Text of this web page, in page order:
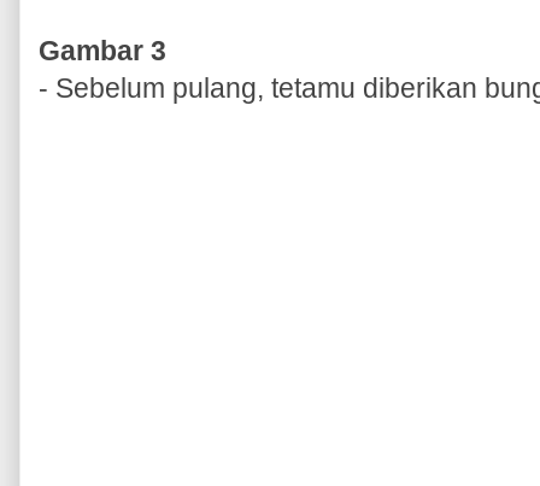
Gambar 3
- Sebelum pulang, tetamu diberikan